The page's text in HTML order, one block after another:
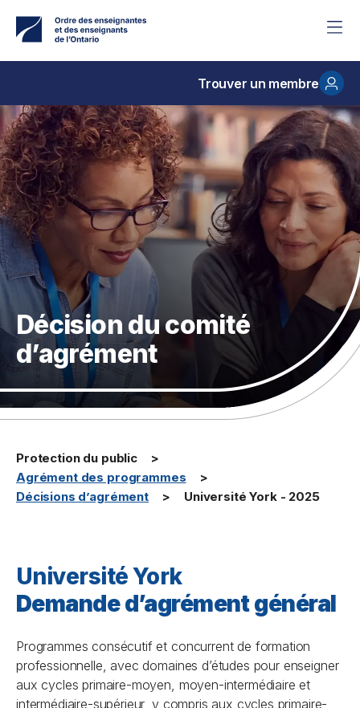
contenu
Trouver un membre
Décision du comité
d’agrément
Protection du public
Agrément des programmes
Décisions d’agrément
Université York - 2025
Université York
Demande d’agrément général
Programmes consécutif et concurrent de formation
professionnelle, avec domaines d’études pour enseigner
aux cycles primaire-moyen, moyen-intermédiaire et
intermédiaire-supérieur, y compris aux cycles primaire-